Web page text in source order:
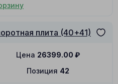
плита (40+41)
Позиция 42
Цена 26399.00 ₽